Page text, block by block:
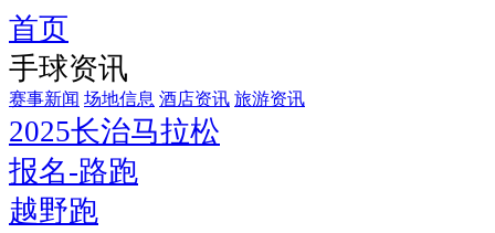
首页
手球资讯
赛事新闻 场地信息 酒店资讯 旅游资讯
2025长治马拉松
报名-路跑
越野跑